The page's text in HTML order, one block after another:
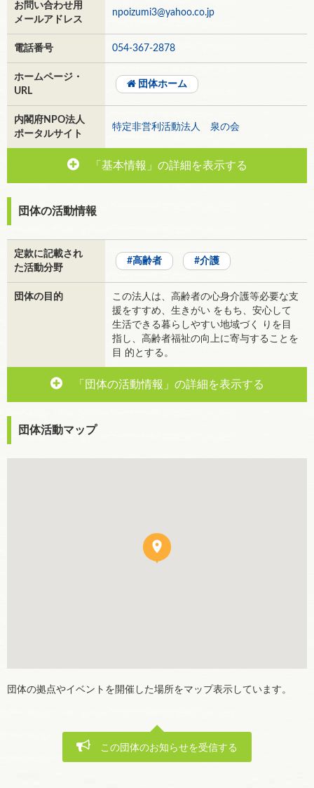
お問い合わせ用
メールアドレス
npoizumi3@yahoo.co.jp
電話番号 054-367-2878
ホームページ・
URL
団体ホーム
内閣府NPO法人
ポータルサイト
特定非営利活動法人 泉の会
「基本情報」の詳細を表示する
団体の活動情報
定款に記載され
た活動分野
高齢者 介護
団体の目的
この法人は、高齢者の心身介護等必要な支
援をすすめ、生きがい をもち、安心して
生活できる暮らしやすい地域づく りを目
指し、高齢者福祉の向上に寄与することを
目 的とする。
「団体の活動情報」の詳細を表示する
団体活動マップ
団体の拠点やイベントを開催した場所をマップ表示しています。
この団体のお知らせを受信する